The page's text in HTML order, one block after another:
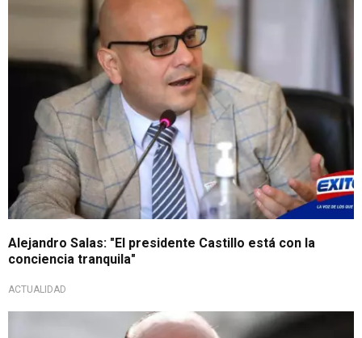
Alejandro Salas: "El presidente Castillo está con la
conciencia tranquila"
ACTUALIDAD